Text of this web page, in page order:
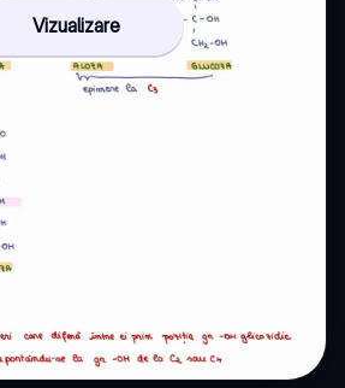
Vizualizare